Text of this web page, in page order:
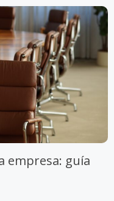
empresa: guía